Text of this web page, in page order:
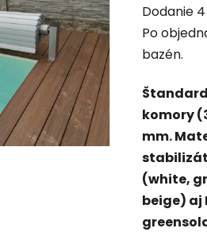
Dodanie
Po
bazén.
komory
mm.
(white,
beige) aj